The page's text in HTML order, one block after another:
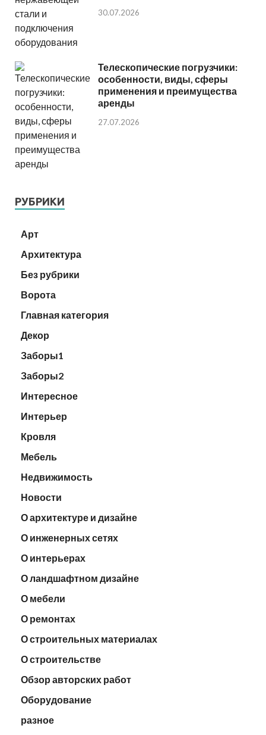
30.07.2026
Телескопические погрузчики:
особенности, виды, сферы
применения и преимущества
аренды
27.07.2026
РУБРИКИ
Арт
Архитектура
Без рубрики
Ворота
Главная категория
Декор
Заборы1
Заборы2
Интересное
Интерьер
Кровля
Мебель
Недвижимость
Новости
О архитектуре и дизайне
О инженерных сетях
О интерьерах
О ландшафтном дизайне
О мебели
О ремонтах
О строительных материалах
О строительстве
Обзор авторских работ
Оборудование
разное